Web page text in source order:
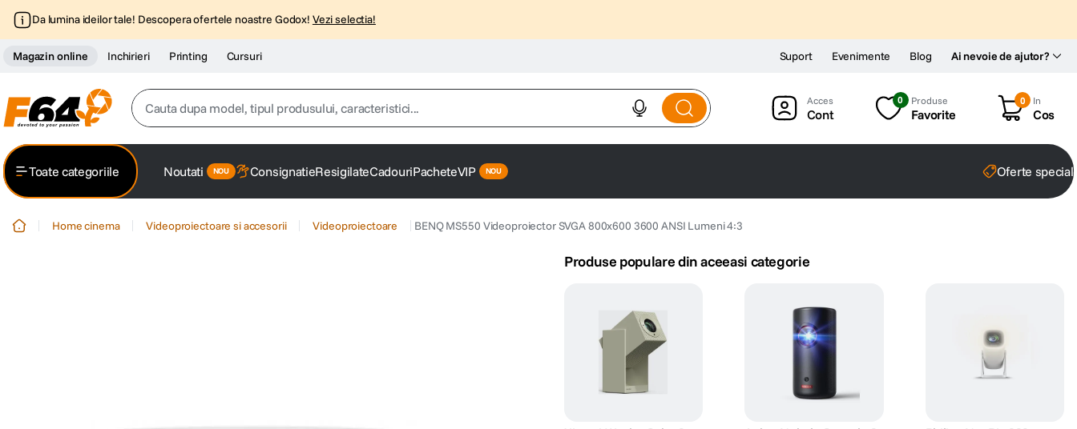
Da lumina ideilor tale! Descopera ofertele noastre Godox! Vezi selectia!
Magazin online Inchirieri Printing Cursuri Ai nevoie de ajutor?
Suport Evenimente Blog
Cauta dupa model, tipul produsului, caracteristici...
2. trepied
Cont
0 Produse
Favorite
0 In
Cos
Toate categoriile Noutati ConsignatieResigilateCadouriPacheteVIP Oferte
Home cinema Videoproiectoare si accesorii Videoproiectoare BENQ MS550 Videoproiector SVGA 800x600 3600 ANSI Lumeni 4:3
Produse populare din aceeasi categorie